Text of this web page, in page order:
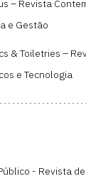
– Revista
e Gestão
& Toiletries –
e Tecnologia
- Revista